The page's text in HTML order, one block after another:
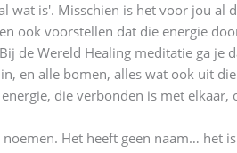
wat is'. Misschien is het voor jou al
ook voorstellen dat die energie
de Wereld Healing meditatie ga je
en alle bomen, alles wat ook uit
die verbonden is met elkaar,
Het heeft geen naam… het